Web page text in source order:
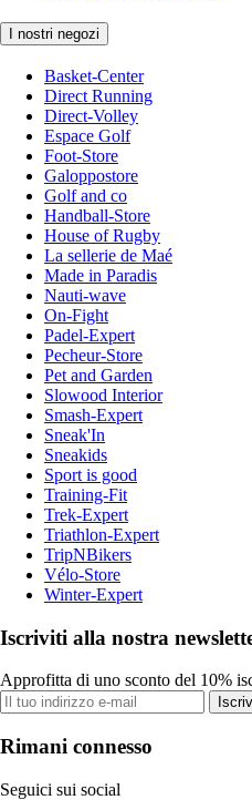
I nostri negozi
Basket-Center
Direct Running
Direct-Volley
Espace Golf
Foot-Store
Galoppostore
Golf and co
Handball-Store
House of Rugby
La sellerie de Maé
Made in Paradis
Nauti-wave
On-Fight
Padel-Expert
Pecheur-Store
Pet and Garden
Slowood Interior
Smash-Expert
Sneak'In
Sneakids
Sport is good
Training-Fit
Trek-Expert
Triathlon-Expert
TripNBikers
Vélo-Store
Winter-Expert
Iscriviti alla nostra
Approfitta di uno sconto del 10%
Rimani connesso
Seguici sui social